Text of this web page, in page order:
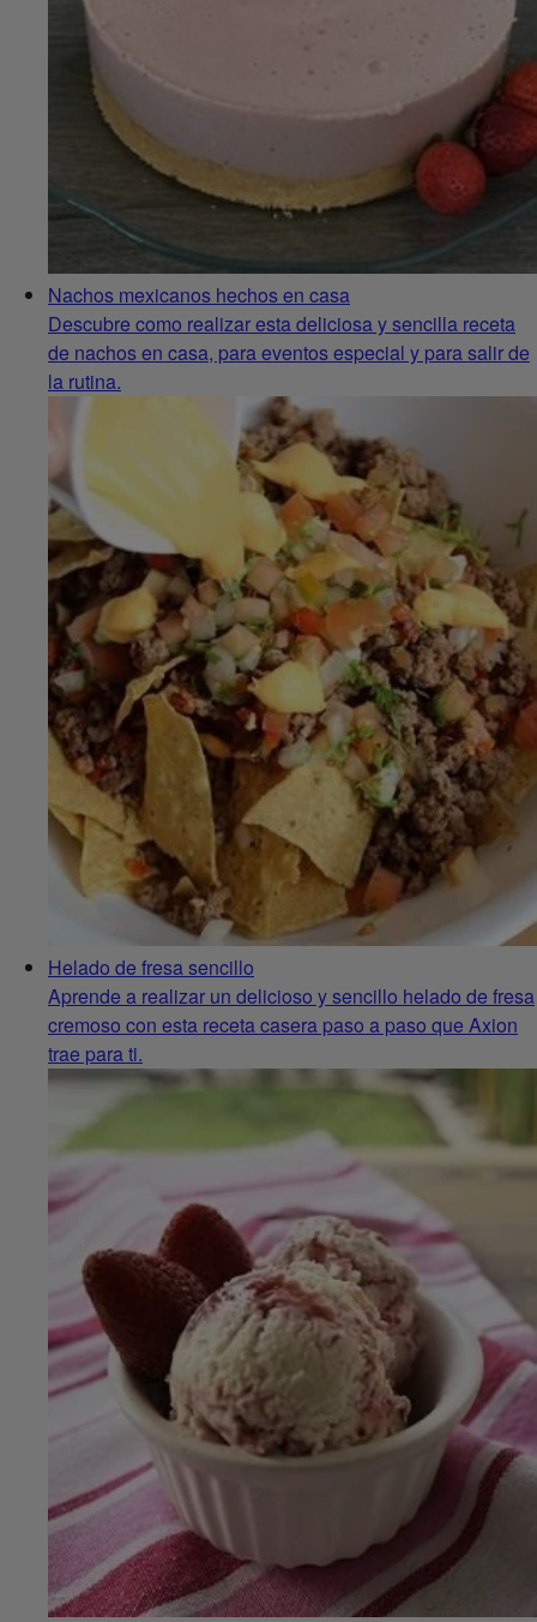
Nachos mexicanos hechos en casa
Descubre como realizar esta deliciosa y sencilla receta
de nachos en casa, para eventos especial y para salir de
la rutina.
Helado de fresa sencillo
Aprende a realizar un delicioso y sencillo helado de fresa
cremoso con esta receta casera paso a paso que Axion
trae para ti.